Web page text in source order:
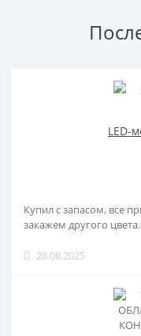
LED-
Купил с запасом, все
закажем другого
28.08.2025